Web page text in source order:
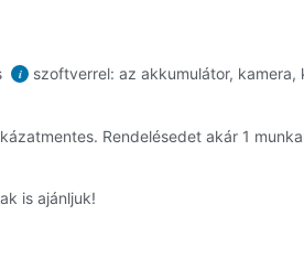
i
szoftverrel: az akkumulátor,
Rendelésedet akár 1
is ajánljuk!